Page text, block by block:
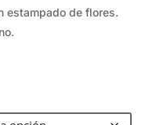
estampado de flores.